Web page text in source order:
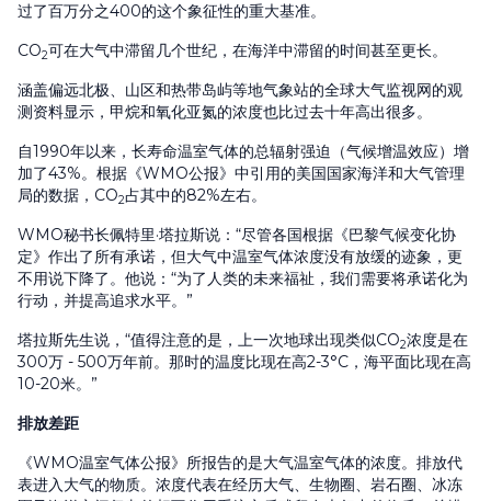
过了百万分之400的这个象征性的重大基准。
CO2可在大气中滞留几个世纪，在海洋中滞留的时间甚至更长。
涵盖偏远北极、山区和热带岛屿等地气象站的全球大气监视网的观
测资料显示，甲烷和氧化亚氮的浓度也比过去十年高出很多。
自1990年以来，长寿命温室气体的总辐射强迫（气候增温效应）增
加了43%。根据《WMO公报》中引用的美国国家海洋和大气管理
局的数据，CO2占其中的82%左右。
WMO秘书长佩特里·塔拉斯说：“尽管各国根据《巴黎气候变化协
定》作出了所有承诺，但大气中温室气体浓度没有放缓的迹象，更
不用说下降了。他说：“为了人类的未来福祉，我们需要将承诺化为
行动，并提高追求水平。”
塔拉斯先生说，“值得注意的是，上一次地球出现类似CO2浓度是在
300万 - 500万年前。那时的温度比现在高2-3°C，海平面比现在高
10-20米。”
排放差距
《WMO温室气体公报》所报告的是大气温室气体的浓度。排放代
表进入大气的物质。浓度代表在经历大气、生物圈、岩石圈、冰冻